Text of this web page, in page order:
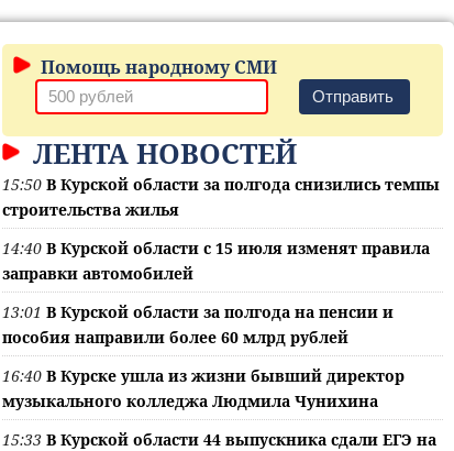
Помощь народному СМИ
Отправить
ЛЕНТА НОВОСТЕЙ
15:50 В Курской области за полгода снизились темпы
строительства жилья
14:40 В Курской области с 15 июля изменят правила
заправки автомобилей
13:01 В Курской области за полгода на пенсии и
пособия направили более 60 млрд рублей
16:40 В Курске ушла из жизни бывший директор
музыкального колледжа Людмила Чунихина
15:33 В Курской области 44 выпускника сдали ЕГЭ на